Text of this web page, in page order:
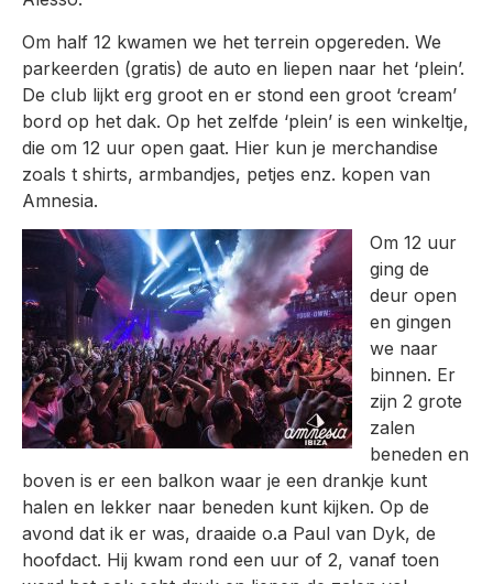
Om half 12 kwamen we het terrein opgereden. We
parkeerden (gratis) de auto en liepen naar het ‘plein’.
De club lijkt erg groot en er stond een groot ‘cream’
bord op het dak. Op het zelfde ‘plein’ is een winkeltje,
die om 12 uur open gaat. Hier kun je merchandise
zoals t shirts, armbandjes, petjes enz. kopen van
Amnesia.
Om 12 uur
ging de
deur open
en gingen
we naar
binnen. Er
zijn 2 grote
zalen
beneden en
boven is er een balkon waar je een drankje kunt
halen en lekker naar beneden kunt kijken. Op de
avond dat ik er was, draaide o.a Paul van Dyk, de
hoofdact. Hij kwam rond een uur of 2, vanaf toen